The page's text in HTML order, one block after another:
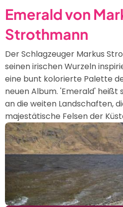
der
letzten
120
Jahre
Emerald von
Strothmann
Der Schlagzeuger Markus
seinen irischen Wurzeln
eine bunt kolorierte Palette
neuen Album. 'Emerald' heißt
an die weiten Landschaften,
majestätische Felsen der